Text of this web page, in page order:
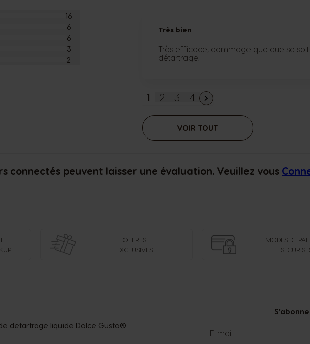
16
6
6
3
2
Très bien
Très efficace, dommage que que se
détartrage.
Vous lisez actuellement la page
1 Page
2 Page
3 Page
4
VOIR TOUT
connectés peuvent laisser une évaluation. Veuillez vous
OFFRES
EXCLUSIVES
MODES DE
E-mail
detartrage liquide Dolce Gusto®